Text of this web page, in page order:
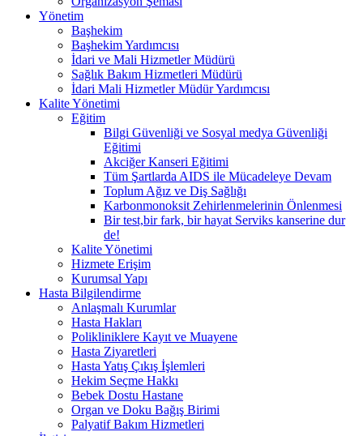
Yönetim
Başhekim
Başhekim Yardımcısı
İdari ve Mali Hizmetler Müdürü
Sağlık Bakım Hizmetleri Müdürü
İdari Mali Hizmetler Müdür Yardımcısı
Kalite Yönetimi
Eğitim
Bilgi Güvenliği ve Sosyal medya Güvenliği
Eğitimi
Akciğer Kanseri Eğitimi
Tüm Şartlarda AIDS ile Mücadeleye Devam
Toplum Ağız ve Diş Sağlığı
Karbonmonoksit Zehirlenmelerinin Önlenmesi
Bir test,bir fark, bir hayat Serviks kanserine dur
de!
Kalite Yönetimi
Hizmete Erişim
Kurumsal Yapı
Hasta Bilgilendirme
Anlaşmalı Kurumlar
Hasta Hakları
Polikliniklere Kayıt ve Muayene
Hasta Ziyaretleri
Hasta Yatış Çıkış İşlemleri
Hekim Seçme Hakkı
Bebek Dostu Hastane
Organ ve Doku Bağış Birimi
Palyatif Bakım Hizmetleri